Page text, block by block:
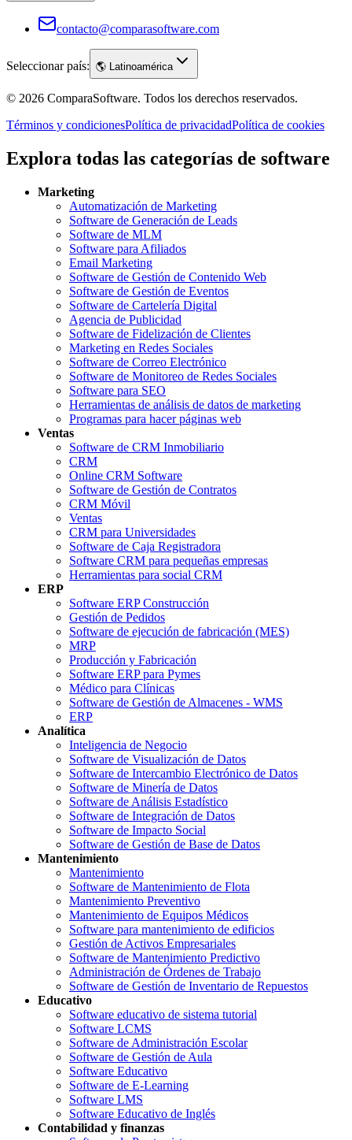
contacto@comparasoftware.com
Seleccionar país: 🌎 Latinoamérica
© 2026 ComparaSoftware. Todos los derechos reservados.
Términos y condicionesPolítica de privacidadPolítica de cookies
Explora todas las categorías de software
Marketing
Automatización de Marketing
Software de Generación de Leads
Software de MLM
Software para Afiliados
Email Marketing
Software de Gestión de Contenido Web
Software de Gestión de Eventos
Software de Cartelería Digital
Agencia de Publicidad
Software de Fidelización de Clientes
Marketing en Redes Sociales
Software de Correo Electrónico
Software de Monitoreo de Redes Sociales
Software para SEO
Herramientas de análisis de datos de marketing
Programas para hacer páginas web
Ventas
Software de CRM Inmobiliario
CRM
Online CRM Software
Software de Gestión de Contratos
CRM Móvil
Ventas
CRM para Universidades
Software de Caja Registradora
Software CRM para pequeñas empresas
Herramientas para social CRM
ERP
Software ERP Construcción
Gestión de Pedidos
Software de ejecución de fabricación (MES)
MRP
Producción y Fabricación
Software ERP para Pymes
Médico para Clínicas
Software de Gestión de Almacenes - WMS
ERP
Analítica
Inteligencia de Negocio
Software de Visualización de Datos
Software de Intercambio Electrónico de Datos
Software de Minería de Datos
Software de Análisis Estadístico
Software de Integración de Datos
Software de Impacto Social
Software de Gestión de Base de Datos
Mantenimiento
Mantenimiento
Software de Mantenimiento de Flota
Mantenimiento Preventivo
Mantenimiento de Equipos Médicos
Software para mantenimiento de edificios
Gestión de Activos Empresariales
Software de Mantenimiento Predictivo
Administración de Órdenes de Trabajo
Software de Gestión de Inventario de Repuestos
Educativo
Software educativo de sistema tutorial
Software LCMS
Software de Administración Escolar
Software de Gestión de Aula
Software Educativo
Software de E-Learning
Software LMS
Software Educativo de Inglés
Contabilidad y finanzas